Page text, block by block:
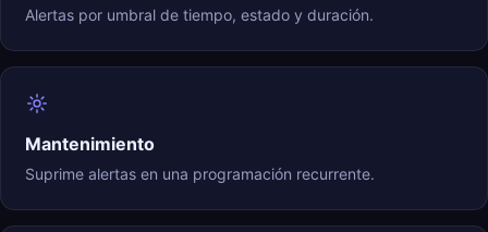
Alertas por umbral de tiempo, estado y duración.
Mantenimiento
Suprime alertas en una programación recurrente.